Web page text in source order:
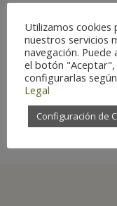
Utilizamos
nuestros servicios
navegación. Puede
el botón "Aceptar",
configurarlas
Legal
Configuración de